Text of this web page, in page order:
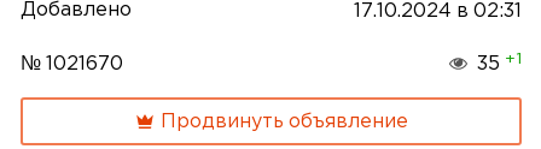
Добавлено 17.10.2024 в 02:31
№ 1021670 35 +1
Продвинуть объявление